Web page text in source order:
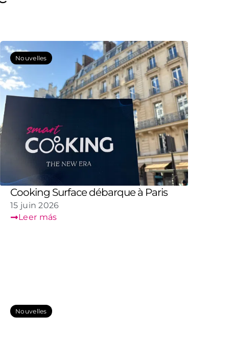
Nouvelles
Cooking Surface débarque à Paris
15 juin 2026
Leer más
Nouvelles